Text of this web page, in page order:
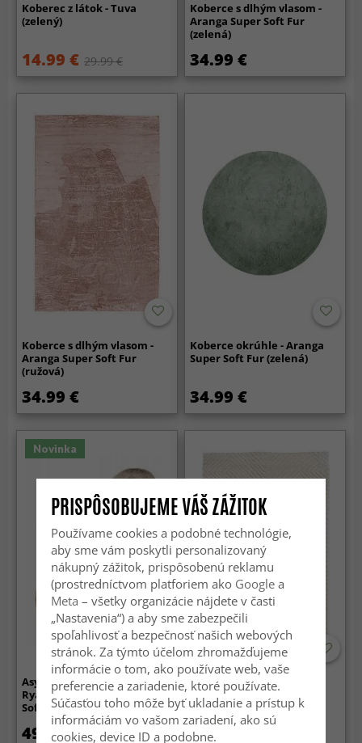
Koberec z látok - Tuva
(zelený)
14.99 € 29.99 €
Koberce s dlhým vlasom -
Aranga Super Soft Fur
(zelená)
34.99 €
Koberce s dlhým vlasom -
Aranga Super Soft Fur
(ružová)
34.99 €
Koberce okrúhle - Aranga
Super Soft Fur (zelená)
34.99 €
Novinka
Asymmetrisk Vågig
Ryamatta - Aranga Super
Soft Fur (brun)
49.99 €
Koberec s dlhým vlasom -
Monti (offwhite)
84.99 €
PRISPÔSOBUJEME VÁŠ ZÁŽITOK
Používame cookies a podobné technológie,
aby sme vám poskytli personalizovaný
nákupný zážitok, prispôsobenú reklamu
(prostredníctvom platforiem ako Googlea
Meta – všetky organizácie nájdete v časti
„Nastavenia“) a aby sme zabezpečili
spoľahlivosť a bezpečnosť našich webových
stránok. Za týmto účelom zhromažďujeme
informácie o tom, ako používate web, vaše
preferencie a zariadenie, ktoré používate.
Súčasťou toho môže byť ukladanie a prístup k
informáciám vo vašom zariadení, ako sú
cookies, device ID a podobne.